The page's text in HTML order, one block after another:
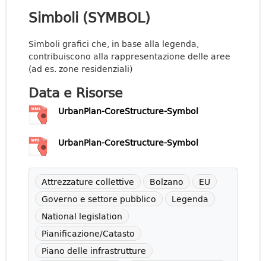
Simboli (SYMBOL)
Simboli grafici che, in base alla legenda,
contribuiscono alla rappresentazione delle aree
(ad es. zone residenziali)
Data e Risorse
UrbanPlan-CoreStructure-Symbol
UrbanPlan-CoreStructure-Symbol
Attrezzature collettive Bolzano
EU
Governo e settore pubblico
Legenda
National legislation
Pianificazione/Catasto
Piano delle infrastrutture